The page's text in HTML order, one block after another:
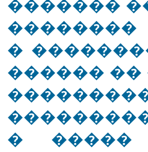
�������
��������
�
������ ��
� �����